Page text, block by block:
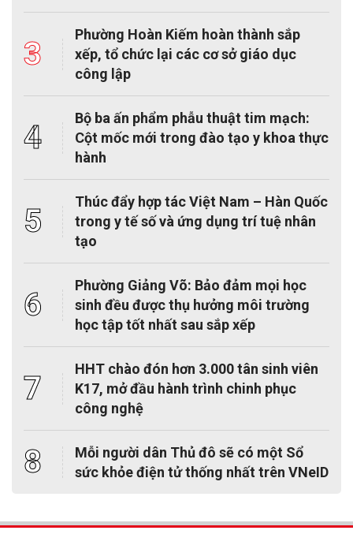
3
Phường Hoàn Kiếm hoàn thành sắp
xếp, tổ chức lại các cơ sở giáo dục
công lập
4
Bộ ba ấn phẩm phẫu thuật tim mạch:
Cột mốc mới trong đào tạo y khoa thực
hành
5
Thúc đẩy hợp tác Việt Nam – Hàn Quốc
trong y tế số và ứng dụng trí tuệ nhân
tạo
6
Phường Giảng Võ: Bảo đảm mọi học
sinh đều được thụ hưởng môi trường
học tập tốt nhất sau sắp xếp
7
HHT chào đón hơn 3.000 tân sinh viên
K17, mở đầu hành trình chinh phục
công nghệ
8
Mỗi người dân Thủ đô sẽ có một Sổ
sức khỏe điện tử thống nhất trên VNeID